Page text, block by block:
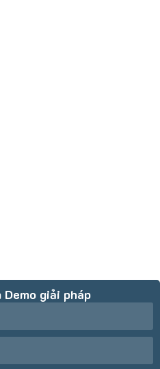
giải pháp